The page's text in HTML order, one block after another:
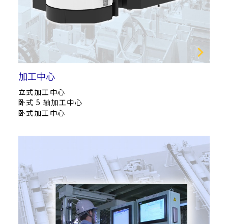
加工中心
立式加工中心
卧式 5 轴加工中心
卧式加工中心